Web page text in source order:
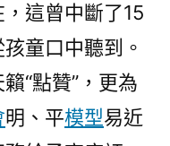
這曾中斷了15
孩童口中聽到。
“點贊”，更為
明、平模型易近